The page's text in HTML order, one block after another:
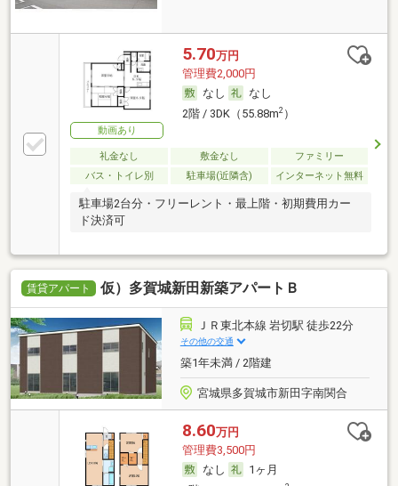
動画あり
5.70万円
管理費2,000円
なし
なし
2階 / 3DK（55.88m2）
礼金なし 敷金なし
ファミリー
バス・トイレ別
駐車場(近隣含) インターネット無料
駐車場2台分・フリーレント・最上階・初期費用カー
ド決済可
賃貸アパート 仮）多賀城新田新築アパートＢ
ＪＲ東北本線 岩切駅 徒歩22分
その他の交通
築1年未満 / 2階建
宮城県多賀城市新田字南関合
8.60万円
管理費3,500円
なし
1ヶ月